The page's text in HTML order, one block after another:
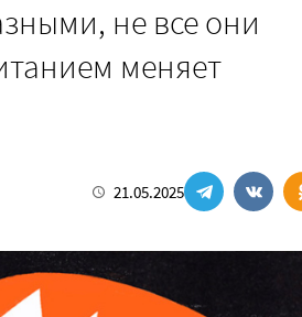
не все они
меняет
21.05.2025